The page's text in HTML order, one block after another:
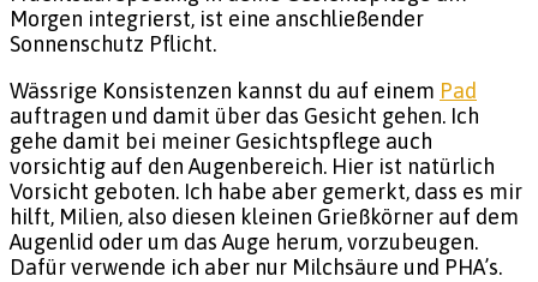
Morgen integrierst, ist eine anschließender
Sonnenschutz Pflicht.
Wässrige Konsistenzen kannst du auf einem Pad
auftragen und damit über das Gesicht gehen. Ich
gehe damit bei meiner Gesichtspflege auch
vorsichtig auf den Augenbereich. Hier ist natürlich
Vorsicht geboten. Ich habe aber gemerkt, dass es mir
hilft, Milien, also diesen kleinen Grießkörner auf dem
Augenlid oder um das Auge herum, vorzubeugen.
Dafür verwende ich aber nur Milchsäure und PHA’s.